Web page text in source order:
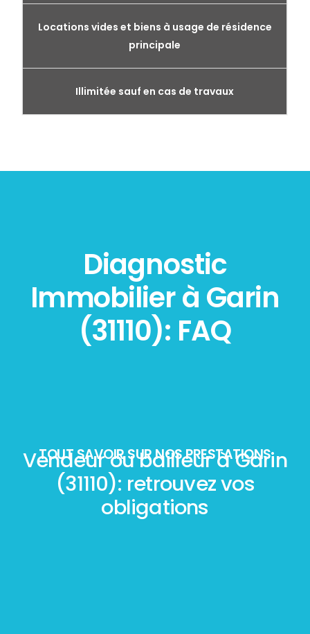
Locations vides et biens à usage de résidence
principale
Illimitée sauf en cas de travaux
Diagnostic
Immobilier à Garin
(31110): FAQ
TOUT SAVOIR SUR NOS PRESTATIONS
Vendeur ou bailleur à Garin
(31110): retrouvez vos
obligations